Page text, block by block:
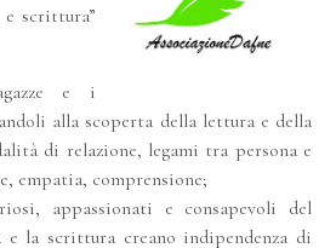
scrittura”
e i
alla scoperta della lettura e della
di relazione, legami tra persona e
empatia, comprensione;
appassionati e consapevoli del
la scrittura creano indipendenza di